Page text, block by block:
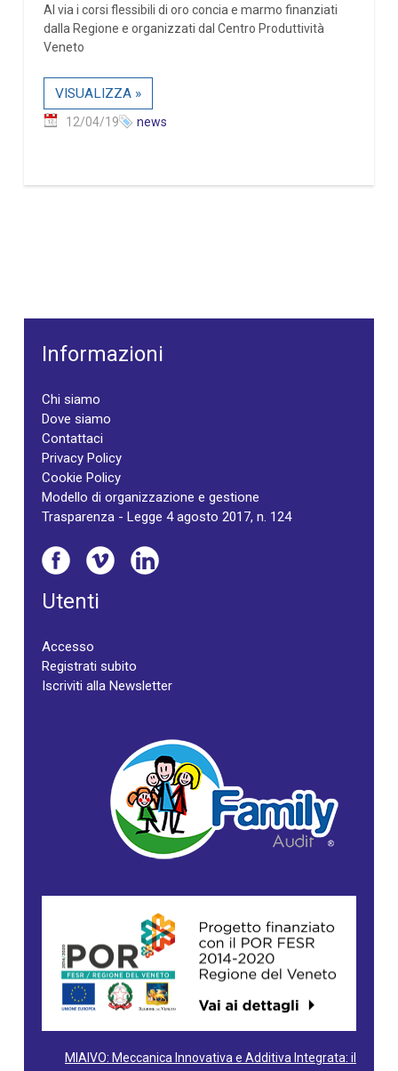
Al via i corsi flessibili di oro concia e marmo finanziati
dalla Regione e organizzati dal Centro Produttività
Veneto
VISUALIZZA »
12/04/19 news
Informazioni
Chi siamo
Dove siamo
Contattaci
Privacy Policy
Cookie Policy
Modello di organizzazione e gestione
Trasparenza - Legge 4 agosto 2017, n. 124
Utenti
Accesso
Registrati subito
Iscriviti alla Newsletter
MIAIVO: Meccanica Innovativa e Additiva Integrata: il